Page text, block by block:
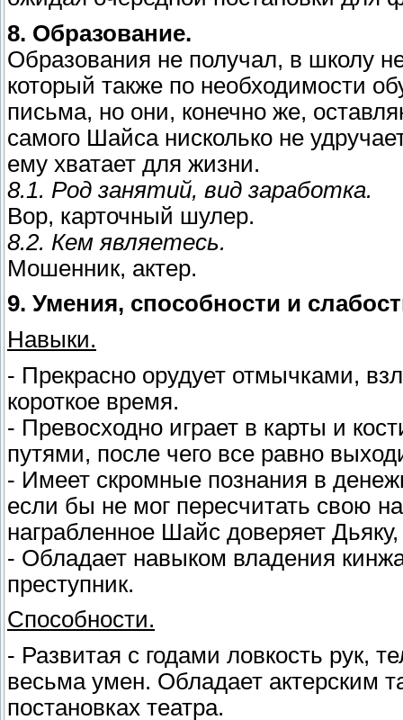
8. Образование.
Образования не получал, в школу
который также по необходимости
письма, но они, конечно же,
самого Шайса нисколько не
ему хватает для жизни.
8.1. Род занятий, вид заработка.
Вор, карточный шулер.
8.2. Кем являетесь.
Мошенник, актер.
9. Умения, способности и
Навыки.
- Прекрасно орудует отмычками,
короткое время.
- Превосходно играет в карты и
путями, после чего все равно
- Имеет скромные познания в
если бы не мог пересчитать свою
награбленное Шайс доверяет
- Обладает навыком владения
преступник.
Способности.
- Развитая с годами ловкость рук,
весьма умен. Обладает актерским
постановках театра.